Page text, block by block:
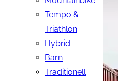
Tempo &
Triathlon
Hybrid
Barn
Traditionell